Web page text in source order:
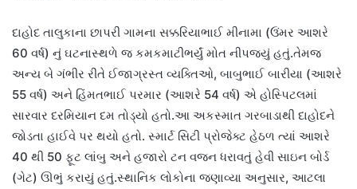
દાહોદ તાલુકાના છાપરી ગામના સક્કરિયાભાઈ મીનામા (ઉંમર આશરે
60 વર્ષ) નું ઘટનાસ્થળે જ કમકમાટીભર્યું મોત નીપજ્યું હતું.​તેમજ
અન્ય બે ગંભીર રીતે ઈજાગ્રસ્ત વ્યક્તિઓ, બાબુભાઈ બારીયા (આશરે
55 વર્ષ) અને હિંમતભાઈ પરમાર (આશરે 54 વર્ષ) એ હોસ્પિટલમાં
સારવાર દરમિયાન દમ તોડ્યો હતો.આ અકસ્માત ગરબાડાથી દાહોદને
જોડતા હાઈવે પર થયો હતો. સ્માર્ટ સિટી પ્રોજેક્ટ હેઠળ ત્યાં આશરે
40 થી 50 ફૂટ લાંબુ અને હજારો ટન વજન ધરાવતું હેવી સાઇન બોર્ડ
(ગેટ) ઊભું કરાયું હતું.સ્થાનિક લોકોના જણાવ્યા અનુસાર, આટલા